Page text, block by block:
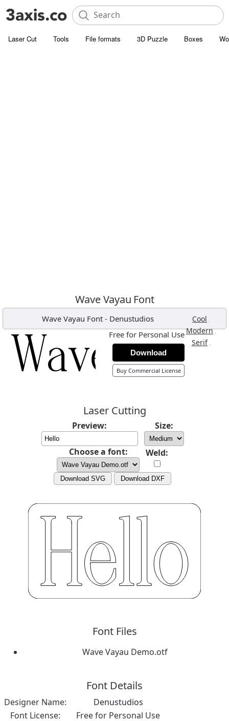
Laser Cut Tools File formats 3D Puzzle Boxes
Wave Vayau Font
Wave Vayau Font- Denustudios Cool ,
Modern,
Serif ,
Free for Personal Use
Download
Buy Commercial License
Laser Cutting
Preview: Size:
Choose a font: Weld:
Download SVG Download DXF
Font Files
Wave Vayau Demo.otf
Font Details
Designer Name:
Denustudios
Font License:
Free for Personal Use